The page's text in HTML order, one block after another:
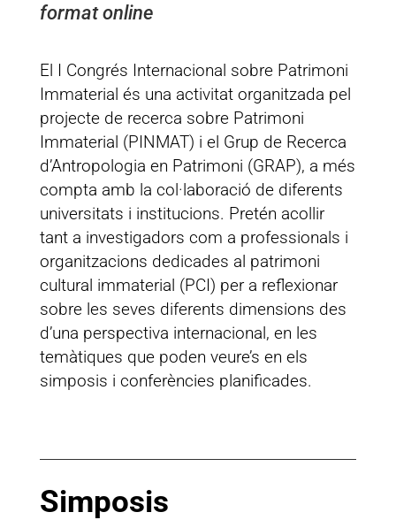
format online
El I Congrés Internacional sobre Patrimoni
Immaterial és una activitat organitzada pel
projecte de recerca sobre Patrimoni
Immaterial (PINMAT) i el Grup de Recerca
d’Antropologia en Patrimoni (GRAP), a més
compta amb la col·laboració de diferents
universitats i institucions. Pretén acollir
tant a investigadors com a professionals i
organitzacions dedicades al patrimoni
cultural immaterial (PCI) per a reflexionar
sobre les seves diferents dimensions des
d’una perspectiva internacional, en les
temàtiques que poden veure’s en els
simposis i conferències planificades.
Simposis